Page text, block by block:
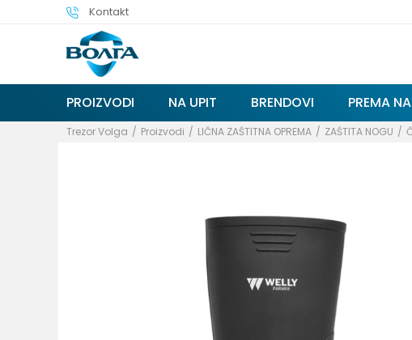
Kontakt
PROIZVODI NA UPIT BRENDOVI PREMA
Trezor Volga Proizvodi LIČNA ZAŠTITNA OPREMA ZAŠTITA NOGU